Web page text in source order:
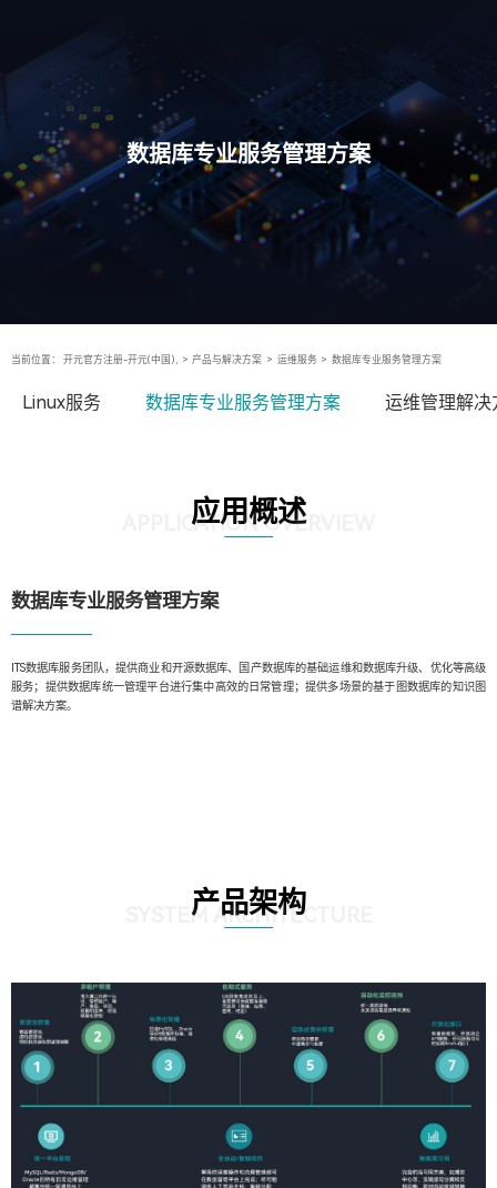
数据库专业服务管理方案
当前位置： 开元官方注册-开元(中国), > 产品与解决方案 > 运维服务 > 数据库专业服务管理方案
Linux服务 数据库专业服务管理方案 运维管理解决
应用概述
APPLICATION OVERVIEW
数据库专业服务管理方案️
ITS数据库服务团队，提供商业和开源数据库、国产数据库的基础运维和数据库升级、优化等高级
服务；提供数据库统一管理平台进行集中高效的日常管理；提供多场景的基于图数据库的知识图
谱解决方案。
产品架构
SYSTEM ARCHITECTURE